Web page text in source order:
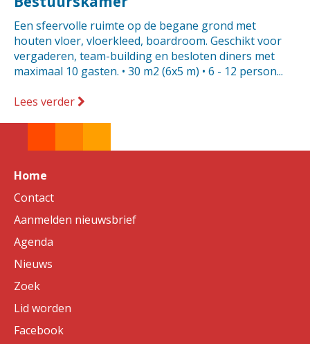
Een sfeervolle ruimte op de begane grond met
houten vloer, vloerkleed, boardroom. Geschikt voor
vergaderen, team-building en besloten diners met
maximaal 10 gasten. • 30 m2 (6x5 m) • 6 - 12 person...
Lees verder
Home
Contact
Aanmelden nieuwsbrief
Agenda
Nieuws
Zoek
Lid worden
Facebook